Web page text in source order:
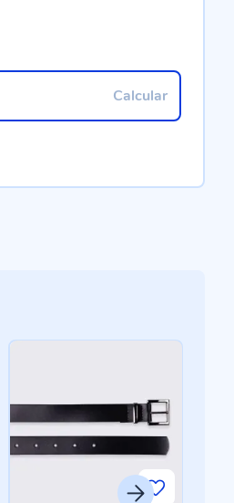
Calcular